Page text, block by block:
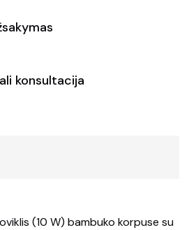
konsultacija
(10 W) bambuko korpuse su